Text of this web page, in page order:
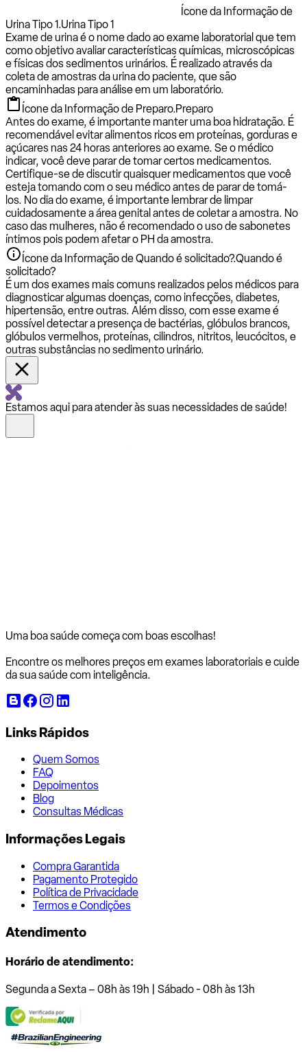
Ícone da Informação de
Urina Tipo 1.Urina Tipo 1
Exame de urina é o nome dado ao exame laboratorial que tem
como objetivo avaliar características químicas, microscópicas
e físicas dos sedimentos urinários. É realizado através da
coleta de amostras da urina do paciente, que são
encaminhadas para análise em um laboratório.
Ícone da Informação de Preparo.Preparo
Antes do exame, é importante manter uma boa hidratação. É
recomendável evitar alimentos ricos em proteínas, gorduras e
açúcares nas 24 horas anteriores ao exame. Se o médico
indicar, você deve parar de tomar certos medicamentos.
Certifique-se de discutir quaisquer medicamentos que você
esteja tomando com o seu médico antes de parar de tomá-
los. No dia do exame, é importante lembrar de limpar
cuidadosamente a área genital antes de coletar a amostra. No
caso das mulheres, não é recomendado o uso de sabonetes
íntimos pois podem afetar o PH da amostra.
Ícone da Informação de Quando é solicitado?.Quando é
solicitado?
É um dos exames mais comuns realizados pelos médicos para
diagnosticar algumas doenças, como infecções, diabetes,
hipertensão, entre outras. Além disso, com esse exame é
possível detectar a presença de bactérias, glóbulos brancos,
glóbulos vermelhos, proteínas, cilindros, nitritos, leucócitos, e
outras substâncias no sedimento urinário.
Estamos aqui para atender às suas necessidades de saúde!
Uma boa saúde começa com boas escolhas!
Encontre os melhores preços em exames laboratoriais e cuide
da sua saúde com inteligência.
Links Rápidos
Quem Somos
FAQ
Depoimentos
Blog
Consultas Médicas
Informações Legais
Compra Garantida
Pagamento Protegido
Política de Privacidade
Termos e Condições
Atendimento
Horário de atendimento:
Segunda a Sexta – 08h às 19h | Sábado - 08h às 13h